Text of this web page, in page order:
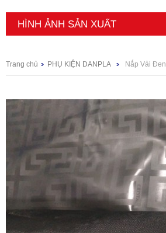
HÌNH ẢNH SẢN XUẤT
Trang chủ PHỤ KIỆN DANPLA Nắp Vải Đen